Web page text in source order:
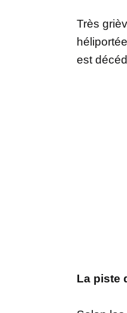
Très
est
La piste